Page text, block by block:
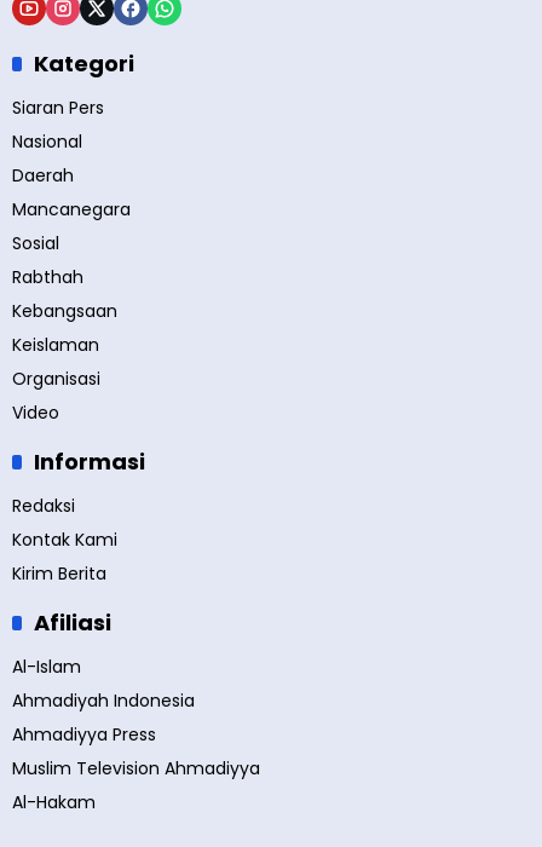
Kategori
Siaran Pers
Nasional
Daerah
Mancanegara
Sosial
Rabthah
Kebangsaan
Keislaman
Organisasi
Video
Informasi
Redaksi
Kontak Kami
Kirim Berita
Afiliasi
Al-Islam
Ahmadiyah Indonesia
Ahmadiyya Press
Muslim Television Ahmadiyya
Al-Hakam